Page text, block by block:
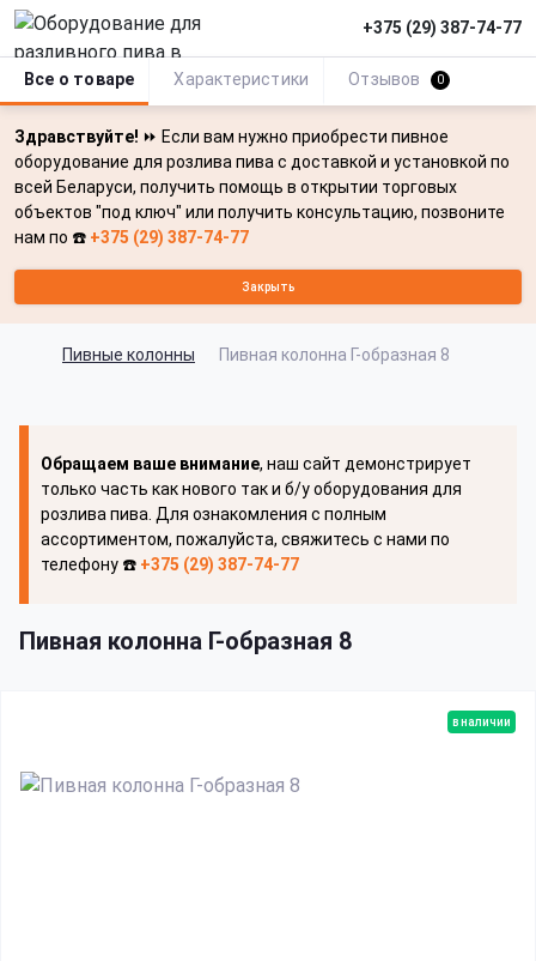
Здравствуйте! ⏩ Если вам нужно приобрести пивное
оборудование для розлива пива с доставкой и установкой по
всей Беларуси, получить помощь в открытии торговых
объектов "под ключ" или получить консультацию, позвоните
нам по ☎️ +375 (29) 387-74-77
Закрыть
+375 (29) 387-74-77
Пивные колонны Пивная колонна Г-образная 8
Обращаем ваше внимание, наш сайт демонстрирует
только часть как нового так и б/у оборудования для
розлива пива. Для ознакомления с полным
ассортиментом, пожалуйста, свяжитесь с нами по
телефону ☎️ +375 (29) 387-74-77
Пивная колонна Г-образная 8
Все о товаре Характеристики Отзывов 0
в наличии